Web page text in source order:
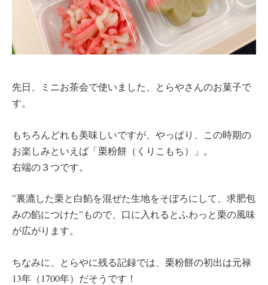
先日、ミニお茶会で使いました、とらやさんのお菓子で
す。
もちろんどれも美味しいですが、やっぱり、この時期の
お楽しみといえば「栗粉餅（くりこもち）」。
右端の３つです。
”裏漉した栗と白餡を混ぜた生地をそぼろにして、求肥包
みの餡につけた”もので、口に入れるとふわっと栗の風味
が広がります。
ちなみに、とらやに残る記録では、栗粉餅の初出は元禄
13年（1700年）だそうです！